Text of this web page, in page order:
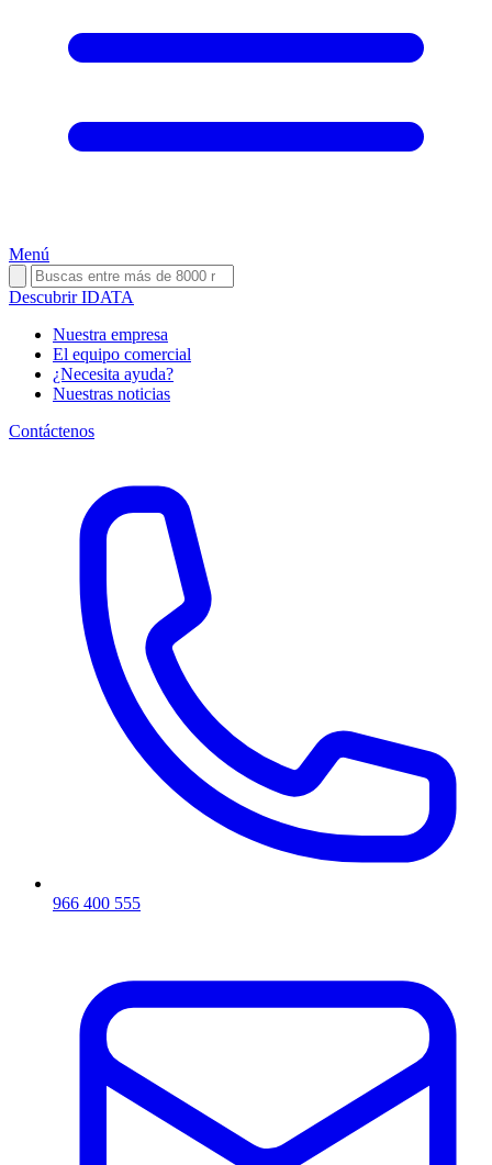
Menú
Descubrir IDATA
Nuestra empresa
El equipo comercial
¿Necesita ayuda?
Nuestras noticias
Contáctenos
966 400 555